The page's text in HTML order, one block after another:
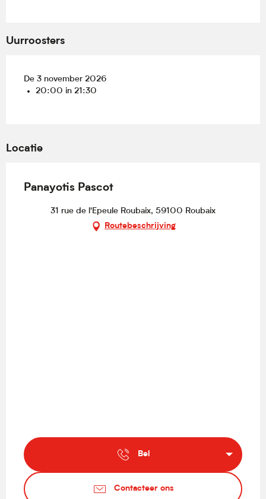
Uurroosters
De 3 november 2026
20:00 in 21:30
Locatie
Panayotis Pascot
31 rue de l'Epeule Roubaix, 59100 Roubaix
Routebeschrijving
Bel
Contacteer ons